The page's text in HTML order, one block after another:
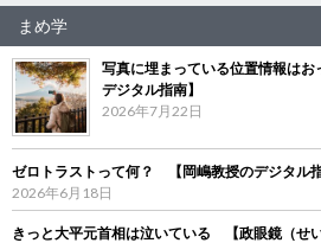
まめ学
写真に埋まっている位置情報は
デジタル指南】
2026年7月22日
ゼロトラストって何？ 【岡嶋教授のデジタル指
2026年6月18日
きっと大平元首相は泣いている 【政眼鏡（せ